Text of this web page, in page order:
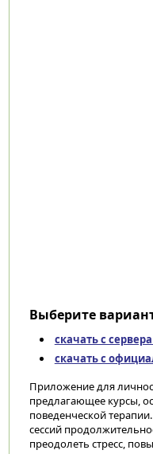
Выберите
скачать с
скачать с
Приложение для
предлагающее курсы,
поведенческой
сессий
преодолеть стресс,